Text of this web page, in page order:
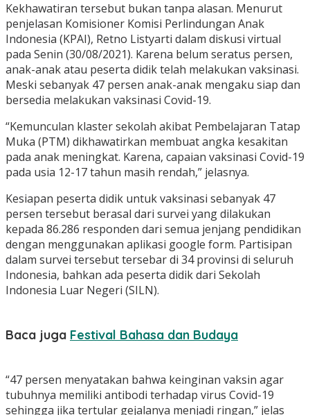
Kekhawatiran tersebut bukan tanpa alasan. Menurut
penjelasan Komisioner Komisi Perlindungan Anak
Indonesia (KPAI), Retno Listyarti dalam diskusi virtual
pada Senin (30/08/2021). Karena belum seratus persen,
anak-anak atau peserta didik telah melakukan vaksinasi.
Meski sebanyak 47 persen anak-anak mengaku siap dan
bersedia melakukan vaksinasi Covid-19.
“Kemunculan klaster sekolah akibat Pembelajaran Tatap
Muka (PTM) dikhawatirkan membuat angka kesakitan
pada anak meningkat. Karena, capaian vaksinasi Covid-19
pada usia 12-17 tahun masih rendah,” jelasnya.
Kesiapan peserta didik untuk vaksinasi sebanyak 47
persen tersebut berasal dari survei yang dilakukan
kepada 86.286 responden dari semua jenjang pendidikan
dengan menggunakan aplikasi google form. Partisipan
dalam survei tersebut tersebar di 34 provinsi di seluruh
Indonesia, bahkan ada peserta didik dari Sekolah
Indonesia Luar Negeri (SILN).
Baca juga Festival Bahasa dan Budaya
“47 persen menyatakan bahwa keinginan vaksin agar
tubuhnya memiliki antibodi terhadap virus Covid-19
sehingga jika tertular gejalanya menjadi ringan,” jelas